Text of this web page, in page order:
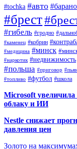
#tochka #авто
#брест
#гибель #гродно
#каменец #кобрин
#медицина #минск
#наркотик #недвижимость
#польша #приговор
#топливо #футбол #школа
Microsoft
облаку и ИИ
Nestle снижает
давления цен
Золото на